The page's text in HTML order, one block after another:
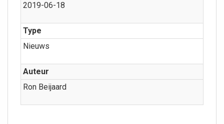
2019-06-18
Type
Nieuws
Auteur
Ron Beijaard